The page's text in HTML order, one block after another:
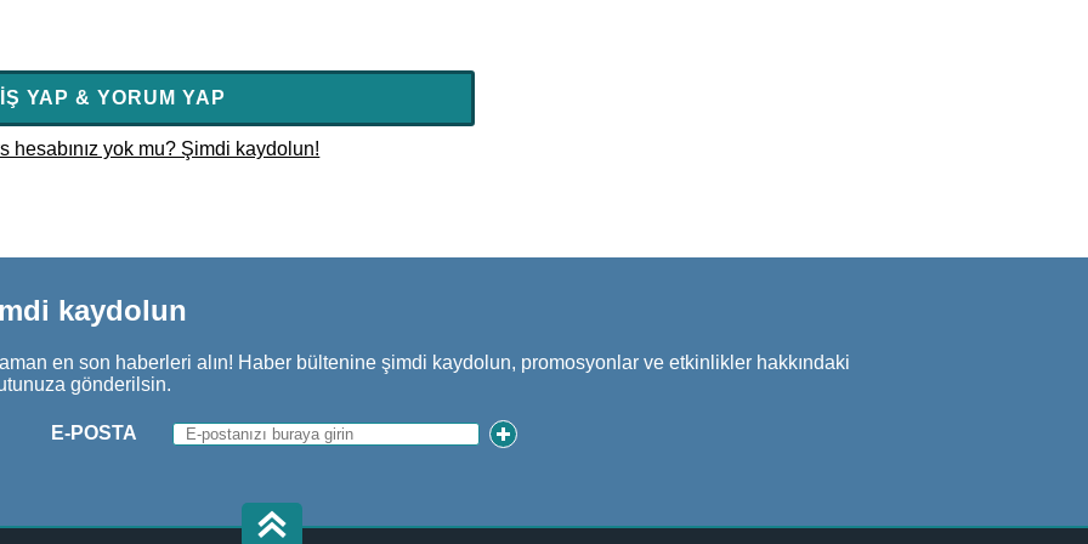
YAP & YORUM YAP
hesabınız yok mu? Şimdi kaydolun!
kaydolun
en son haberleri alın! Haber bültenine şimdi kaydolun, promosyonlar ve etkinlikler hakkındaki
gönderilsin.
E-POSTA